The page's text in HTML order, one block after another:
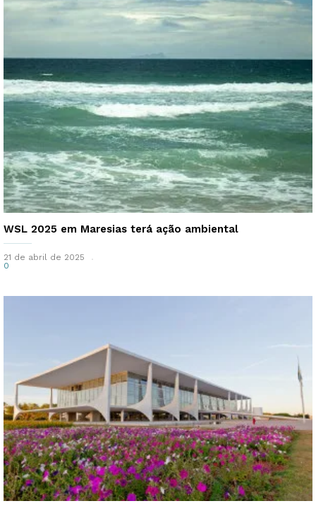
WSL 2025 em Maresias terá ação ambiental
21 de abril de 2025
0